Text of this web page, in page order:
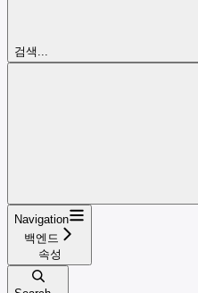
검색...
Navigation
백엔드
속성